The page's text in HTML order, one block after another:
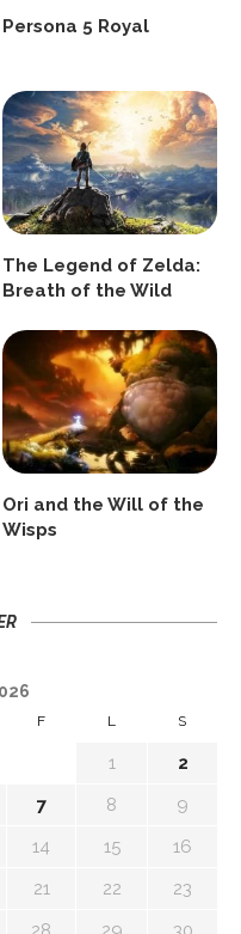
Persona 5 Royal
The Legend of Zelda:
Breath of the Wild
Ori and the Will of the
Wisps
F L S
1
2
7 8
9
14 15
16
21 22
23